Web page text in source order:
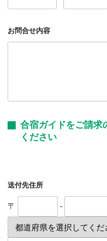
お問合せ内容
合宿ガイドをご請求
ください
送付先住所
〒 -